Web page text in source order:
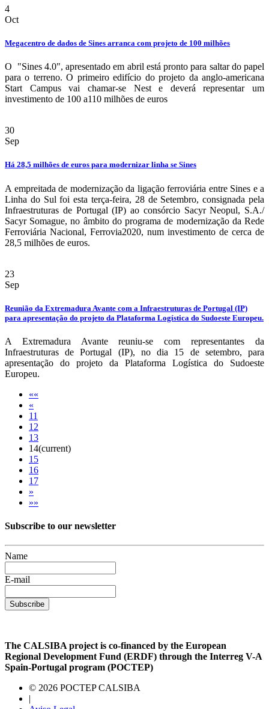
4
Oct
Megacentro de dados de Sines arranca com projeto de 100 milhões
O "Sines 4.0", apresentado em abril está pronto para saltar do papel
para o terreno. O primeiro edifício do projeto da anglo-americana
Start Campus vai chamar-se Nest e deverá representar um
investimento de 100 a110 milhões de euros
30
Sep
Há 28,5 milhões de euros para modernizar linha se Sines
A empreitada de modernização da ligação ferroviária entre Sines e a
Linha do Sul foi esta terça-feira, 28 de Setembro, consignada pela
Infraestruturas de Portugal (IP) ao consórcio Sacyr Neopul, S.A./
Sacyr Somague, no âmbito do programa de modernização da Rede
Ferroviária Nacional, Ferrovia2020, num investimento de cerca de
28,5 milhões de euros.
23
Sep
Reunião da Extremadura Avante com a Infraestruturas de Portugal (IP)
para apresentação do projeto da Plataforma Logística do Sudoeste Europeu.
A Extremadura Avante reuniu-se com representantes da
Infraestruturas de Portugal (IP), no dia 15 de setembro, para
apresentação do projeto da Plataforma Logística do Sudoeste
Europeu.
««
«
11
12
13
14(current)
15
16
17
»
»»
Subscribe to our newsletter
Name
E-mail
Subscribe
The CALSIBA project is co-financed by the European
Regional Development Fund (ERDF) through the Interreg V-A
Spain-Portugal program (POCTEP)
© 2026 POCTEP CALSIBA
|